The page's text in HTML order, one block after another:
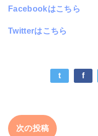
Facebookはこちら
Twitterはこちら
t f
次の投稿